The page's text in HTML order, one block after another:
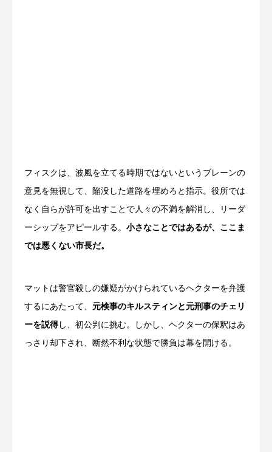
フィスクは、波風を立てる時期ではないというブレーンの
意見を無視して、陥没した道路を埋めろと指示。役所では
なく自らが許可を出すことで人々の不満を解消し、リーダ
ーシップをアピールする。 小さなことではあるが、ここま
では悪くない市長だ。
マットは警官殺しの嫌疑がかけられているヘクターを弁護
するにあたって、 元検事のキルスティンと元刑事のチェリ
ーを説得し、初公判に挑む。しかし、ヘクターの保釈はあ
っさり却下され、断然不利な状態で勝負は幕を開ける。